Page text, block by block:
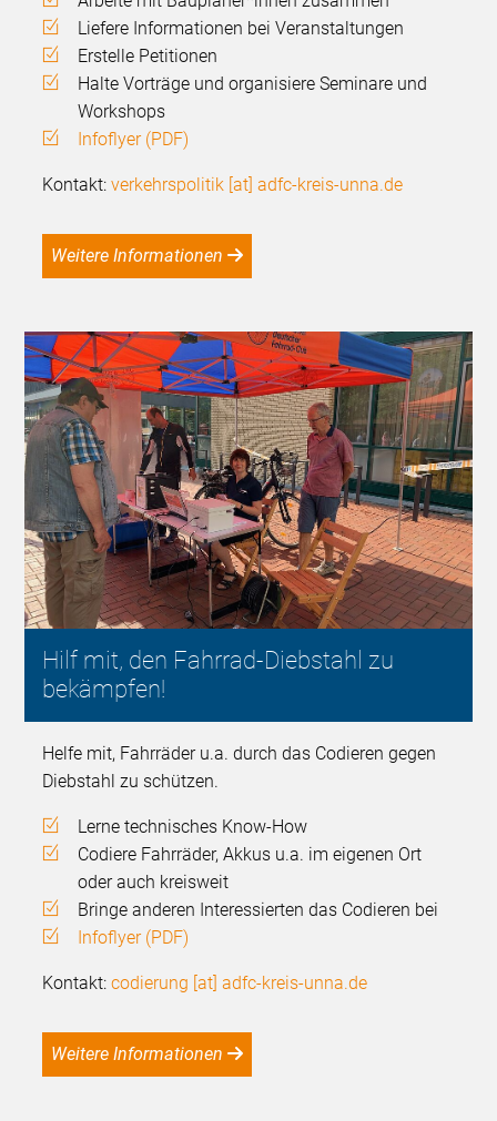
Liefere Informationen bei Veranstaltungen
Erstelle Petitionen
Halte Vorträge und organisiere Seminare und
Workshops
Infoflyer (PDF)
Kontakt:verkehrspolitik [at] adfc-kreis-unna.de
Weitere Informationen
Hilf mit, den Fahrrad-Diebstahl zu
bekämpfen!
Helfe mit, Fahrräder u.a. durch das Codieren gegen
Diebstahl zu schützen.
Lerne technisches Know-How
Codiere Fahrräder, Akkus u.a. im eigenen Ort
oder auch kreisweit
Bringe anderen Interessierten das Codieren bei
Infoflyer (PDF)
Kontakt:codierung [at] adfc-kreis-unna.de
Weitere Informationen